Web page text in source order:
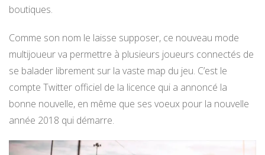
boutiques.
Comme son nom le laisse supposer, ce nouveau mode
multijoueur va permettre à plusieurs joueurs connectés de
se balader librement sur la vaste map du jeu. C’est le
compte Twitter officiel de la licence qui a annoncé la
bonne nouvelle, en même que ses voeux pour la nouvelle
année 2018 qui démarre.